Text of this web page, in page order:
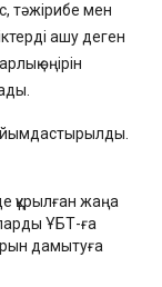
тәжірибе мен
ашу деген
өңірін
құрылған жаңа
ҰБТ-ға
дамытуға